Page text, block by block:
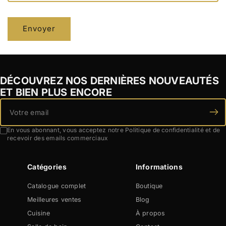
n
c
t
Envoyer
DÉCOUVREZ NOS DERNIÈRES NOUVEAUTÉS
ET BIEN PLUS ENCORE
En vous abonnant, vous acceptez notre Politique de confidentialité et de
recevoir des emails commerciaux
Catégories
Catalogue complet
Meilleures ventes
Cuisine
Informations
Boutique
Blog
À propos